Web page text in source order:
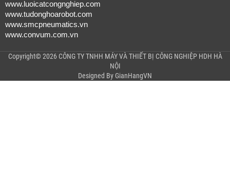
www.luoicatcongnghiep.com
www.tudonghoarobot.com
www.smcpneumatics.vn
www.convum.com.vn
Copyright© 2026 CÔNG TY TNHH MÁY VÀ THIẾT BỊ CÔNG NGHIỆP HDH HÀ
NỘI
Designed By GianHangVN